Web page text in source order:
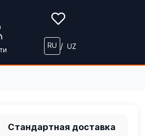
RU / UZ
Стандартная доставка